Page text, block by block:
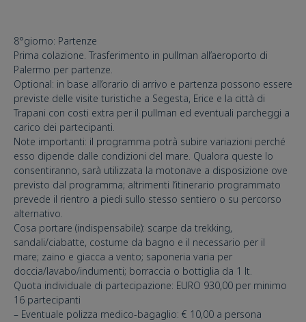
8°giorno: Partenze
Prima colazione. Trasferimento in pullman all’aeroporto di
Palermo per partenze.
Optional: in base all’orario di arrivo e partenza possono essere
previste delle visite turistiche a Segesta, Erice e la città di
Trapani con costi extra per il pullman ed eventuali parcheggi a
carico dei partecipanti.
Note importanti: il programma potrà subire variazioni perché
esso dipende dalle condizioni del mare. Qualora queste lo
consentiranno, sarà utilizzata la motonave a disposizione ove
previsto dal programma; altrimenti l’itinerario programmato
prevede il rientro a piedi sullo stesso sentiero o su percorso
alternativo.
Cosa portare (indispensabile): scarpe da trekking,
sandali/ciabatte, costume da bagno e il necessario per il
mare; zaino e giacca a vento; saponeria varia per
doccia/lavabo/indumenti; borraccia o bottiglia da 1 lt.
Quota individuale di partecipazione: EURO 930,00 per minimo
16 partecipanti
– Eventuale polizza medico-bagaglio: € 10,00 a persona